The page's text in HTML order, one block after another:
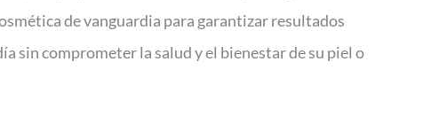
de vanguardia para garantizar resultados
sin comprometer la salud y el bienestar de su piel o